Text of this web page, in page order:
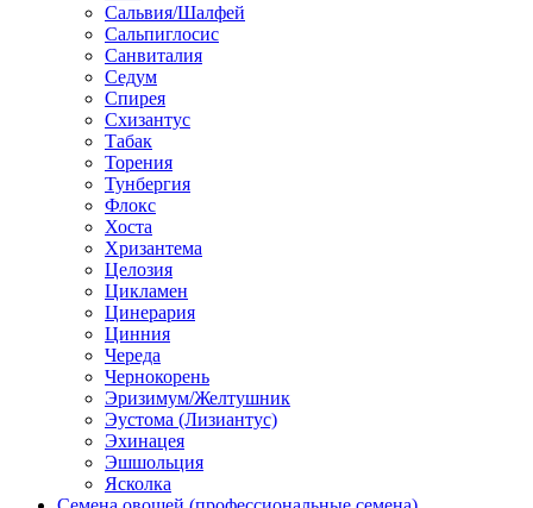
Сальвия/Шалфей
Сальпиглосис
Санвиталия
Седум
Спирея
Схизантус
Табак
Торения
Тунбергия
Флокс
Хоста
Хризантема
Целозия
Цикламен
Цинерария
Цинния
Череда
Чернокорень
Эризимум/Желтушник
Эустома (Лизиантус)
Эхинацея
Эшшольция
Ясколка